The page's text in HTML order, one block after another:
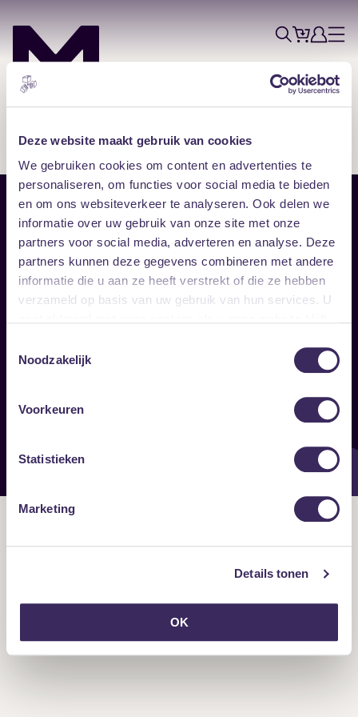
Deze website maakt gebruik van cookies
We gebruiken cookies om content en advertenties te
personaliseren, om functies voor social media te bieden
en om ons websiteverkeer te analyseren. Ook delen we
informatie over uw gebruik van onze site met onze
partners voor social media, adverteren en analyse. Deze
partners kunnen deze gegevens combineren met andere
informatie die u aan ze heeft verstrekt of die ze hebben
verzameld op basis van uw gebruik van hun services. U
Noodzakelijk
Voorkeuren
Statistieken
Marketing
Details tonen
OK
ZoekTicketsAccount
Menu
Sitemap
Home
Vrijwilligers
Verhuur
Disclaimer
Toegankelijkheid
Privacy & cookies
Follow
Onze nieuwsbrief ontvangen?